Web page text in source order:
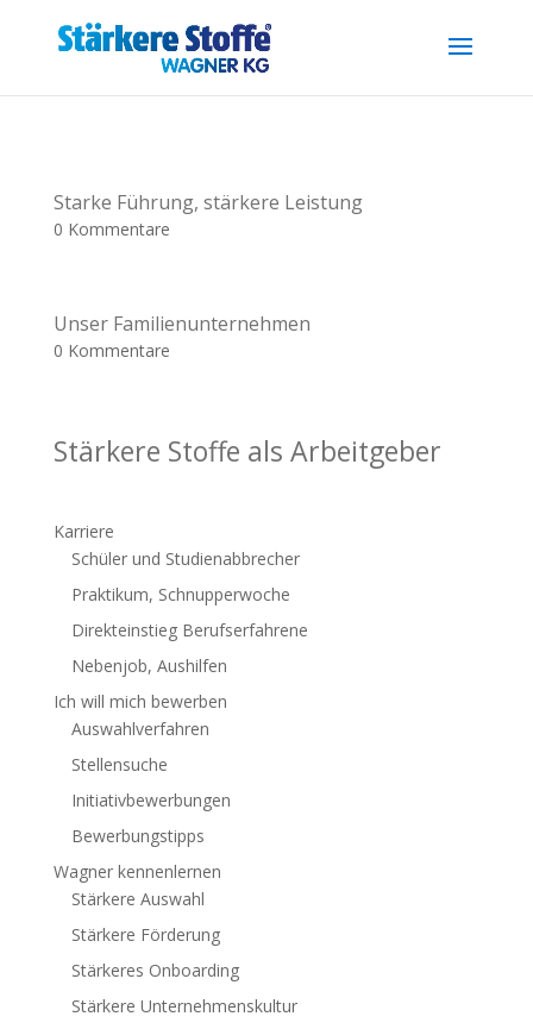
Starke Führung, stärkere Leistung
0 Kommentare
Unser Familienunternehmen
0 Kommentare
Stärkere Stoffe als Arbeitgeber
Karriere
Schüler und Studienabbrecher
Praktikum, Schnupperwoche
Direkteinstieg Berufserfahrene
Nebenjob, Aushilfen
Ich will mich bewerben
Auswahlverfahren
Stellensuche
Initiativbewerbungen
Bewerbungstipps
Wagner kennenlernen
Stärkere Auswahl
Stärkere Förderung
Stärkeres Onboarding
Stärkere Unternehmenskultur